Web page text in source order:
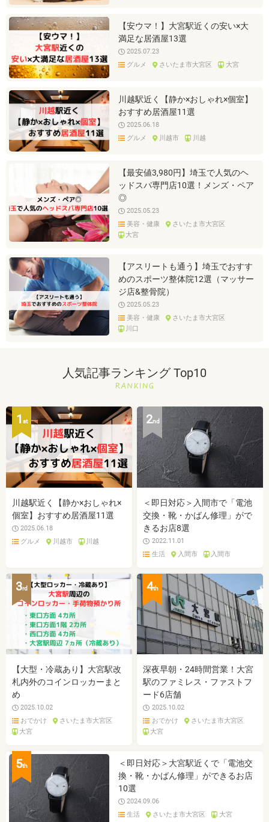
【安ウマ！】大宮駅近くの安い×大
満足な居酒屋13選
2025.07.23
グルメ
さいたま市大宮区 大宮
川越駅近く【静か×おしゃれ×個室】
おすすめ居酒屋11選
2025.06.18
グルメ
川越市 川越
【最安値3,980円】埼玉で人気のヘ
ッドスパ専門店10選！メンズ・ペア
◎
2025.05.23
美容・健康
さいたま市大宮区
大宮
【アスリートも通う】埼玉でおすす
めのスポーツ整体院12選（マッサー
ジ店&整骨院）
2025.05.23
美容・健康
さいたま市大宮区
川口
人気記事ランキング Top10
1 st
川越駅近く【静か×おしゃれ×
個室】おすすめ居酒屋11選
2025.06.18
グルメ
川越市 川越
2nd
＜即日対応＞入間市で「電池
交換・靴・かばん修理」がで
きるお店8選
2022.11.01
生活
入間市 入間市
3rd
【大型・冷蔵あり】大宮駅改
札内外のコインロッカーまと
め
2025.10.02
おでかけ
さいたま市大宮区
大宮
4th
深夜早朝・24時間営業！大宮
駅のファミレス・ファストフ
ード6店舗
2025.10.02
おでかけ
さいたま市大宮区
大宮
5th
＜即日対応＞大宮駅近くで「電池交
換・靴・かばん修理」ができるお店
10選
2024.09.06
生活
さいたま市大宮区 大宮